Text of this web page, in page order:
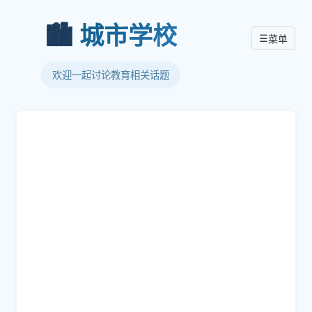
🏙️ 城市学校
欢迎一起讨论教育相关话题
☰菜单